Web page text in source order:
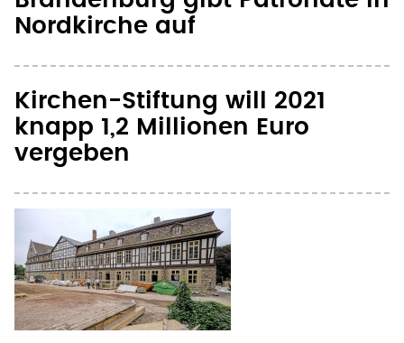
Nordkirche auf
Kirchen-Stiftung will 2021
knapp 1,2 Millionen Euro
vergeben